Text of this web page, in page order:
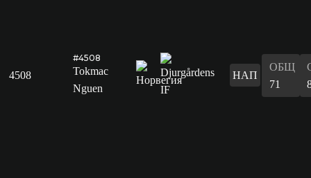
4508
#4508
Tokmac
Nguen
НАП
ОБЩ
71